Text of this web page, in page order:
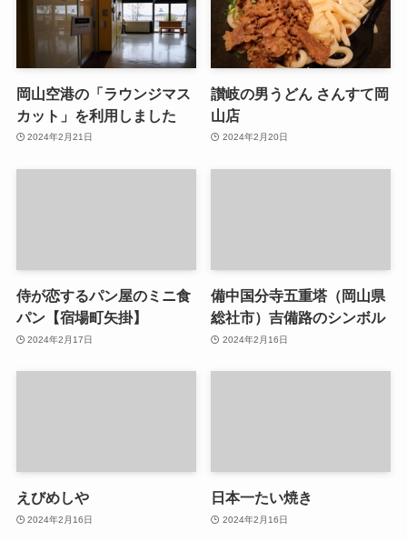
岡山空港の「ラウンジマス
カット」を利用しました
2024年2月21日
讃岐の男うどん さんすて岡
山店
2024年2月20日
侍が恋するパン屋のミニ食
パン【宿場町矢掛】
2024年2月17日
備中国分寺五重塔（岡山県
総社市）吉備路のシンボル
2024年2月16日
えびめしや
2024年2月16日
日本一たい焼き
2024年2月16日